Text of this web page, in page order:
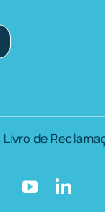
Livro de